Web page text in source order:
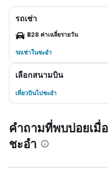
รถเช่า
฿28 ค่าเฉลี่ยรายวัน
รถเช่าในชะอำ
เลือกสนามบิน
เที่ยวบินไปชะอำ
คำถามที่พบบ่อยเมื่
ชะอำ